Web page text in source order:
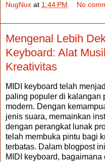
NugNux at 1:44 PM
No
Mengenal Lebih
Keyboard: Alat
Kreativitas
MIDI keyboard telah
paling populer di kalangan
modern. Dengan
jenis suara, memainkan
dengan perangkat lunak
telah membuka pintu bagi
terbatas. Dalam blogpost
MIDI keyboard,